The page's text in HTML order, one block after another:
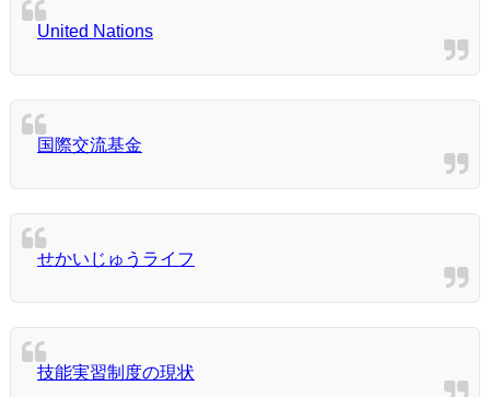
United Nations
国際交流基金
せかいじゅうライフ
技能実習制度の現状